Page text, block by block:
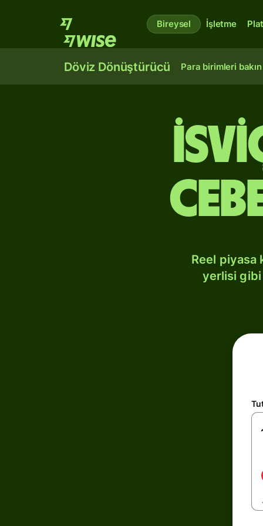
Bireysel İşletme
Döviz Dönüştürücü Para birimleri bakın
Reel piyasa
yerlisi gibi